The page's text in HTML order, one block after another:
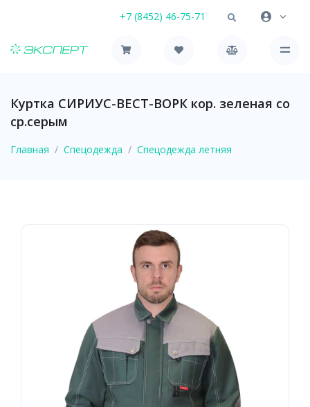
+7 (8452) 46-75-71
Куртка СИРИУС-ВЕСТ-ВОРК кор. зеленая со
ср.серым
Главная Спецодежда Спецодежда летняя